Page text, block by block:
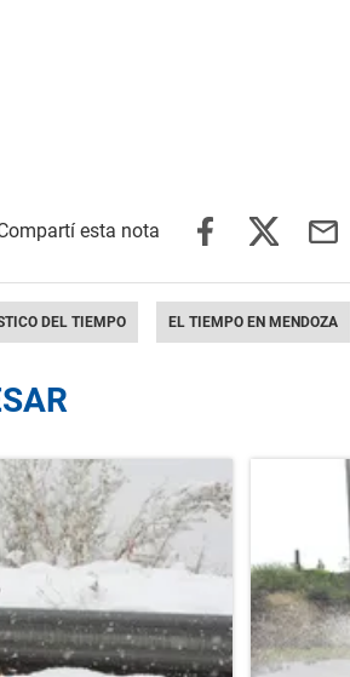
DEL TIEMPO EL TIEMPO EN MENDOZA